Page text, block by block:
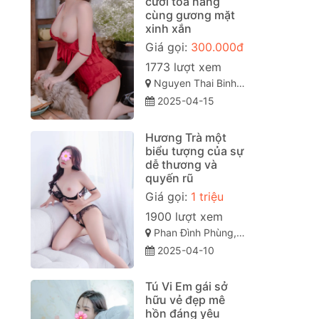
cùng gương mặt
xinh xắn
Giá gọi: 300.000đ
1773 lượt xem
Nguyen Thai Binh, Phường 12, Tân Bình, Thành phố Hồ Chí Minh
2025-04-15
Hương Trà một
biểu tượng của sự
dễ thương và
quyến rũ
Giá gọi: 1 triệu
1900 lượt xem
Phan Đình Phùng, Quán Thánh, Ba Đình, Hà Nội
2025-04-10
Tú Vi Em gái sở
hữu vẻ đẹp mê
hồn đáng yêu